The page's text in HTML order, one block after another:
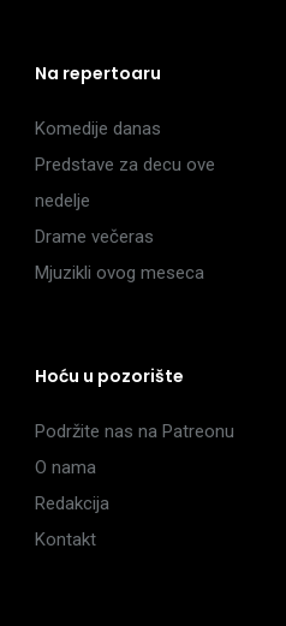
Na repertoaru
Komedije danas
Predstave za decu ove
nedelje
Drame večeras
Mjuzikli ovog meseca
Hoću u pozorište
Podržite nas na Patreonu
O nama
Redakcija
Kontakt